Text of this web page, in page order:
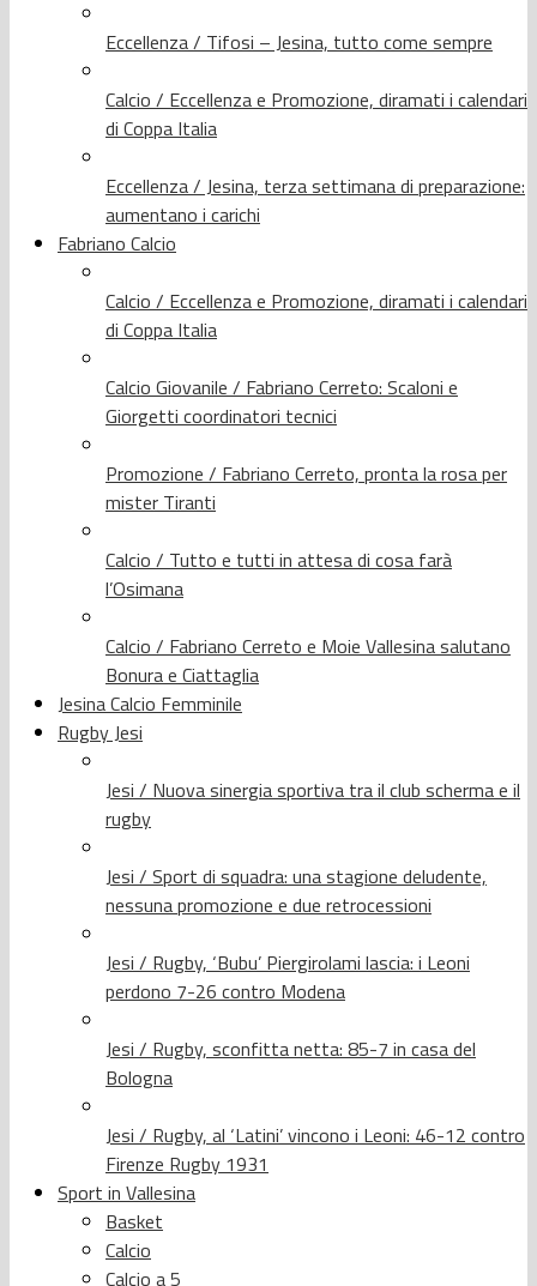
Eccellenza / Tifosi – Jesina, tutto come sempre
Calcio / Eccellenza e Promozione, diramati i calendari
di Coppa Italia
Eccellenza / Jesina, terza settimana di preparazione:
aumentano i carichi
Fabriano Calcio
Calcio / Eccellenza e Promozione, diramati i calendari
di Coppa Italia
Calcio Giovanile / Fabriano Cerreto: Scaloni e
Giorgetti coordinatori tecnici
Promozione / Fabriano Cerreto, pronta la rosa per
mister Tiranti
Calcio / Tutto e tutti in attesa di cosa farà
l’Osimana
Calcio / Fabriano Cerreto e Moie Vallesina salutano
Bonura e Ciattaglia
Jesina Calcio Femminile
Rugby Jesi
Jesi / Nuova sinergia sportiva tra il club scherma e il
rugby
Jesi / Sport di squadra: una stagione deludente,
nessuna promozione e due retrocessioni
Jesi / Rugby, ‘Bubu’ Piergirolami lascia: i Leoni
perdono 7-26 contro Modena
Jesi / Rugby, sconfitta netta: 85-7 in casa del
Bologna
Jesi / Rugby, al ‘Latini’ vincono i Leoni: 46-12 contro
Firenze Rugby 1931
Sport in Vallesina
Basket
Calcio
Calcio a 5